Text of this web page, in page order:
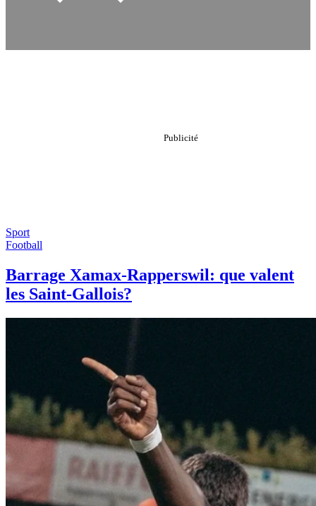
Sport
Football
Barrage Xamax-Rapperswil: que valent
les Saint-Gallois?